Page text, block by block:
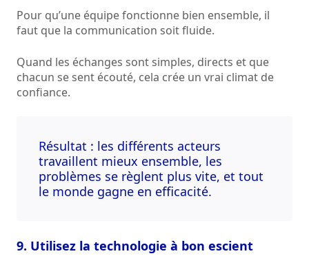
Pour qu’une équipe fonctionne bien ensemble, il
faut que la communication soit fluide.
Quand les échanges sont simples, directs et que
chacun se sent écouté, cela crée un vrai climat de
confiance.
Résultat : les différents acteurs
travaillent mieux ensemble, les
problèmes se règlent plus vite, et tout
le monde gagne en efficacité.
9. Utilisez la technologie à bon escient